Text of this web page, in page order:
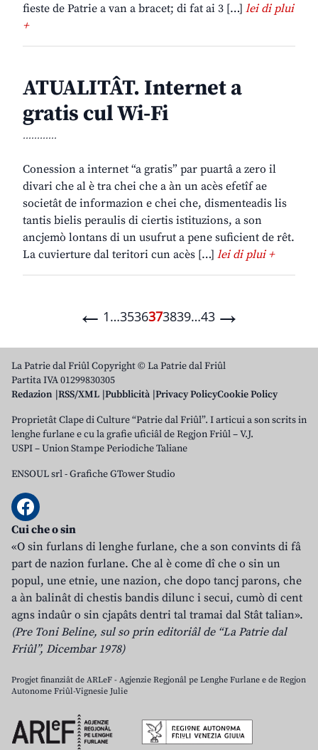
fieste de Patrie a van a bracet; di fat ai 3 […] lei di plui
+
ATUALITÂT. Internet a
gratis cul Wi-Fi
............
Conession a internet “a gratis” par puartâ a zero il
divari che al è tra chei che a àn un acès efetîf ae
societât de informazion e chei che, dismenteadis lis
tantis bielis peraulis di ciertis istituzions, a son
ancjemò lontans di un usufrut a pene suficient de rêt.
La cuvierture dal teritori cun acès […] lei di plui +
← 1…3536373839…43 →
La Patrie dal Friûl Copyright © La Patrie dal Friûl
Partita IVA 01299830305
Redazion RSS/XML Pubblicità Privacy PolicyCookie Policy
Proprietât Clape di Culture “Patrie dal Friûl”. I articui a son scrits in
lenghe furlane e cu la grafie uficiâl de Regjon Friûl – V.J.
USPI – Union Stampe Periodiche Taliane
ENSOUL srl-Grafiche GTower Studio
Cui che o sin
«O sin furlans di lenghe furlane, che a son convints di fâ
part de nazion furlane. Che al è come dî che o sin un
popul, une etnie, une nazion, che dopo tancj parons, che
a àn balinât di chestis bandis dilunc i secui, cumò di cent
agns indaûr o sin cjapâts dentri tal tramai dal Stât talian».
(Pre Toni Beline, sul so prin editoriâl de “La Patrie dal
Friûl”, Dicembar 1978)
Progjet finanziât de ARLeF - Agjenzie Regjonâl pe Lenghe Furlane e de Regjon
Autonome Friûl-Vignesie Julie